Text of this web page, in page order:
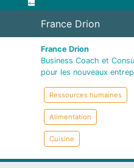
France Drion
France Drion
Business Coach et
pour les nouveaux
Ressources humaines
Alimentation
Cuisine